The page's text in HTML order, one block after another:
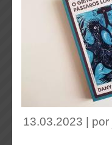
13.03.2023 | por